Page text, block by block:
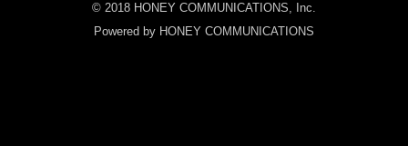
© 2018 HONEY COMMUNICATIONS, Inc.
Powered by HONEY COMMUNICATIONS